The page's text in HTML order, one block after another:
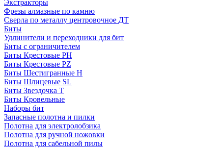
Экстракторы
Фрезы алмазные по камню
Сверла по металлу центровочное ДТ
Биты
Удлинители и переходники для бит
Биты с ограничителем
Биты Крестовые PH
Биты Крестовые PZ
Биты Шестигранные H
Биты Шлицевые SL
Биты Звездочка T
Биты Кровельные
Наборы бит
Запасные полотна и пилки
Полотна для электролобзика
Полотна для ручной ножовки
Полотна для сабельной пилы